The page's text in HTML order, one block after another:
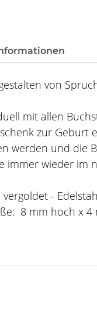
von
mit allen
zur Geburt
werden und die
immer wieder im
-
8 mm hoch x 4